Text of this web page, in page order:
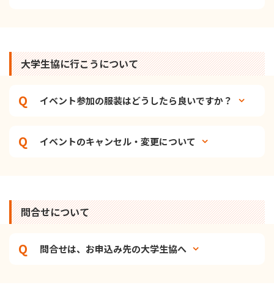
大学生協に行こうについて
イベント参加の服装はどうしたら良いですか？
イベントのキャンセル・変更について
問合せについて
問合せは、お申込み先の大学生協へ